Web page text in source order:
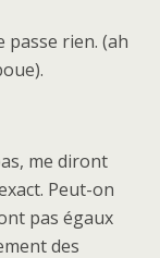
passe rien. (ah
me diront
Peut-on
pas égaux
des